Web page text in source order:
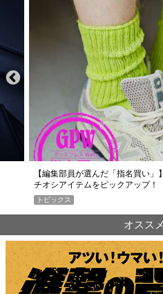
「買って損なし」の極上スマホ5
AWARD】
トピックス
オスス